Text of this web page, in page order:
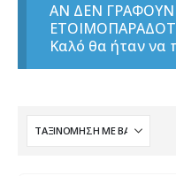
ΑΝ ΔΕΝ ΓΡΑΦΟΥΝ
Καλό θα ήταν να